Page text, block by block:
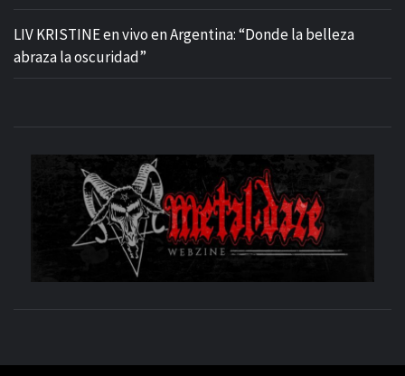
LIV KRISTINE en vivo en Argentina: “Donde la belleza
abraza la oscuridad”